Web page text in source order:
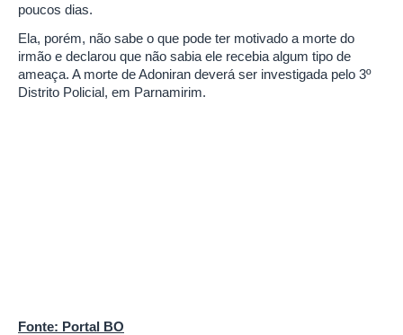
poucos dias.
Ela, porém, não sabe o que pode ter motivado a morte do
irmão e declarou que não sabia ele recebia algum tipo de
ameaça. A morte de Adoniran deverá ser investigada pelo 3º
Distrito Policial, em Parnamirim.
Fonte: Portal BO